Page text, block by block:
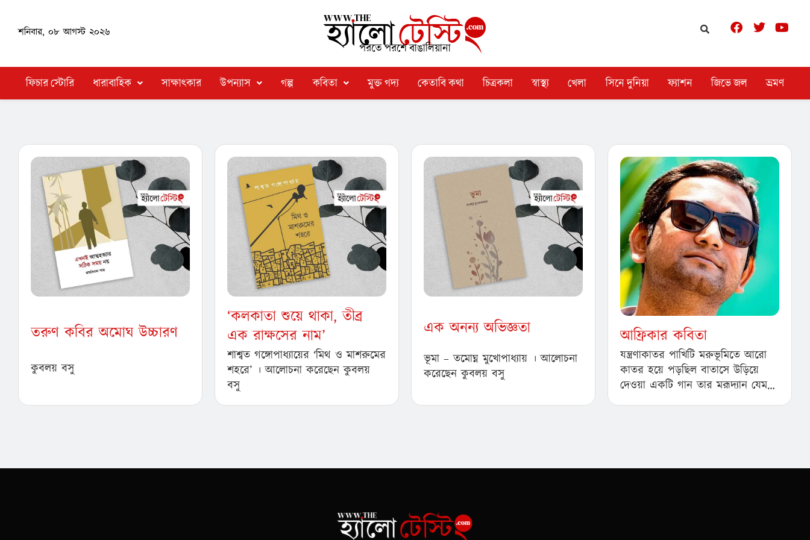
শনিবার, ০৮ আগস্ট ২০২৬
পরতে পরশে বাঙালিয়ানা
ফিচার স্টোরি ধারাবাহিক সাক্ষাৎকার উপন্যাস গল্প কবিতা মুক্ত গদ্য কেতাবি কথা চিত্রকলা স্বাস্থ্য খেলা সিনে দুনিয়া ফ্যাশন জিভে জল ভ্রমণ
তরুণ কবির অমোঘ উচ্চারণ
কুবলয় বসু
‘কলকাতা শুয়ে থাকা, তীব্র
এক রাক্ষসের নাম’
শাশ্বত গঙ্গোপাধ্যায়ের ‘মিথ ও মাশরুমের
শহরে’ । আলোচনা করেছেন কুবলয়
বসু
এক অনন্য অভিজ্ঞতা
ভূমা – তমোঘ্ন মুখোপাধ্যায় । আলোচনা
করেছেন কুবলয় বসু
আফ্রিকার কবিতা
যন্ত্রণাকাতর পাখিটি মরুভূমিতে আরো
কাতর হয়ে পড়ছিল বাতাসে উড়িয়ে
দেওয়া একটি গান তার মরূদ্যান যেমন